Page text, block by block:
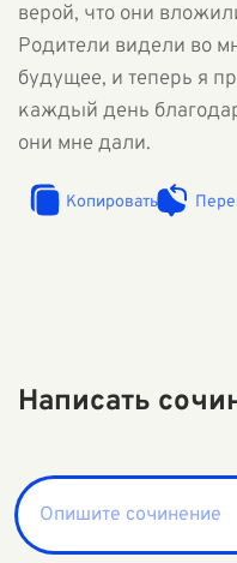
верой, что они
Родители видели во
будущее, и теперь я
каждый день
они мне дали.
Копировать
Написать